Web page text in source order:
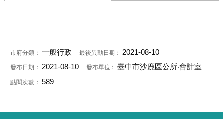
市府分類： 一般行政 最後異動日期： 2021-08-10
發布日期： 2021-08-10 發布單位： 臺中市沙鹿區公所‧會計室
點閱次數： 589